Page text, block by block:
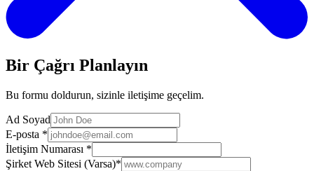
Bir Çağrı Planlayın
Bu formu doldurun, sizinle iletişime geçelim.
Ad Soyad
E-posta *
İletişim Numarası *
Şirket Web Sitesi (Varsa)*